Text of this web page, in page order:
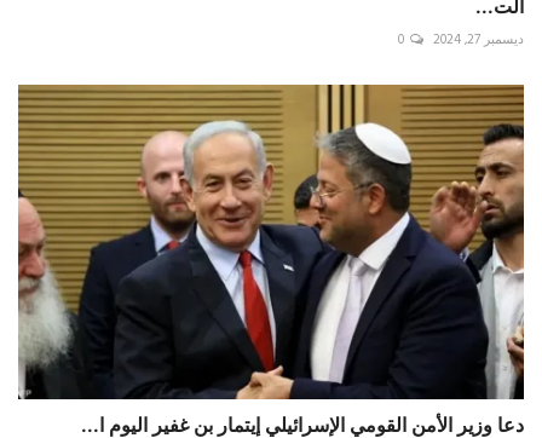
الت...
ديسمبر 27, 2024 0
دعا وزير الأمن القومي الإسرائيلي إيتمار بن غفير اليوم ا...